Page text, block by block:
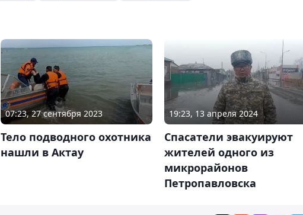
07:23, 27 сентября 2023
Тело подводного охотника
нашли в Актау
19:23, 13 апреля 2024
Спасатели эвакуируют
жителей одного из
микрорайонов
Петропавловска